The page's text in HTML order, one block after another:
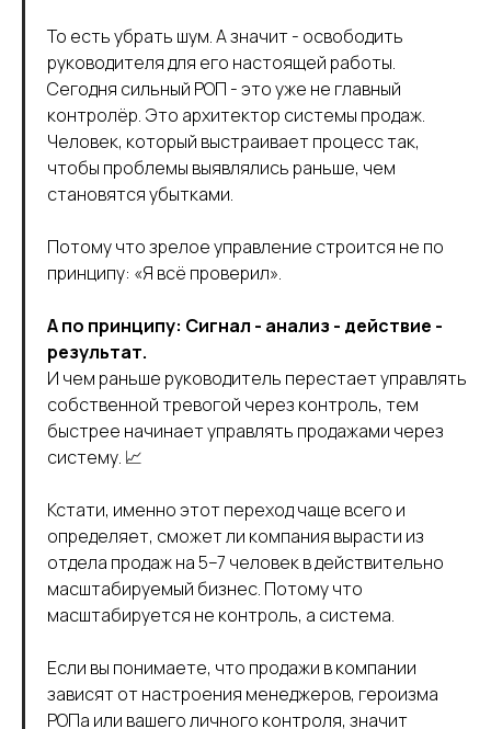
То есть убрать шум. А значит - освободить
руководителя для его настоящей работы.
Сегодня сильный РОП - это уже не главный
контролёр. Это архитектор системы продаж.
Человек, который выстраивает процесс так,
чтобы проблемы выявлялись раньше, чем
становятся убытками.
Потому что зрелое управление строится не по
принципу: «Я всё проверил».
А по принципу: Сигнал - анализ - действие -
результат.
И чем раньше руководитель перестает управлять
собственной тревогой через контроль, тем
быстрее начинает управлять продажами через
систему. 📈
Кстати, именно этот переход чаще всего и
определяет, сможет ли компания вырасти из
отдела продаж на 5–7 человек в действительно
масштабируемый бизнес. Потому что
масштабируется не контроль, а система.
Если вы понимаете, что продажи в компании
зависят от настроения менеджеров, героизма
РОПа или вашего личного контроля, значит